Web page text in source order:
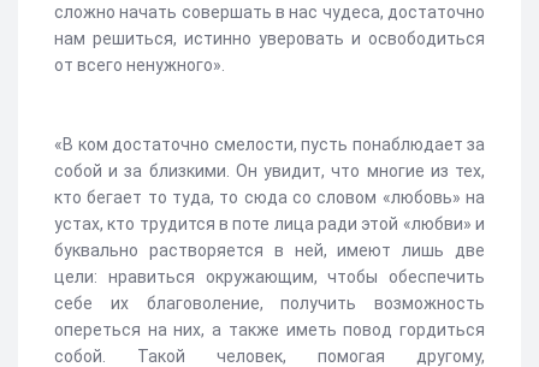
сложно начать совершать в нас чудеса, достаточно
нам решиться, истинно уверовать и освободиться
от всего ненужного».
«В ком достаточно смелости, пусть понаблюдает за
собой и за близкими. Он увидит, что многие из тех,
кто бегает то туда, то сюда со словом «любовь» на
устах, кто трудится в поте лица ради этой «любви» и
буквально растворяется в ней, имеют лишь две
цели: нравиться окружающим, чтобы обеспечить
себе их благоволение, получить возможность
опереться на них, а также иметь повод гордиться
собой. Такой человек, помогая другому,